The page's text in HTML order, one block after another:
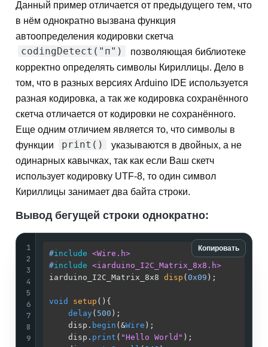
Данный пример отличается от предыдущего тем, что
в нём однократно вызвана функция
автоопределения кодировки скетча
сodingDetect("п")
позволяющая библиотеке
корректно определять символы Кириллицы. Дело в
том, что в разных версиях Arduino IDE используется
разная кодировка, а так же кодировка сохранённого
скетча отличается от кодировки не сохранённого.
Еще одним отличием является то, что символы в
функции
print()
указываются в двойных, а не
одинарных кавычках, так как если Ваш скетч
использует кодировку UTF-8, то один символ
Кириллицы занимает два байта строки.
Вывод бегущей строки однократно:
Копировать
1
2
3
4
5
6
7
8
9
#include <Wire.h>
#include <iarduino_I2C_Matrix_8x8.h>
iarduino_I2C_Matrix_8x8 disp ( 0x09 )
void setup ()
delay( 500
    disp.
begin (&Wire
    disp.
print ( "Hello World"